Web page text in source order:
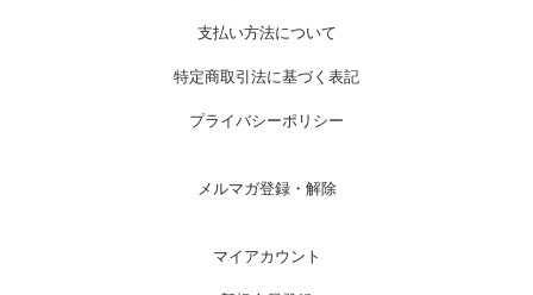
支払い方法について
特定商取引法に基づく表記
プライバシーポリシー
メルマガ登録・解除
マイアカウント